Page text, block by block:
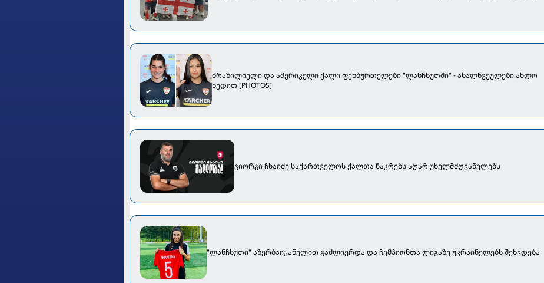
ბრაზილიელი და ამერიკელი ქალი ფეხბურთელები "ლანჩხუთში" - ახალწვეულები ახლო
ხედით [PHOTOS]
გიორგი ჩხაიძე საქართველოს ქალთა ნაკრებს აღარ უხელმძღვანელებს
"ლანჩხუთი" აზერბაიჯანელით გაძლიერდა და ჩემპიონთა ლიგაზე უკრაინელებს შეხვდება